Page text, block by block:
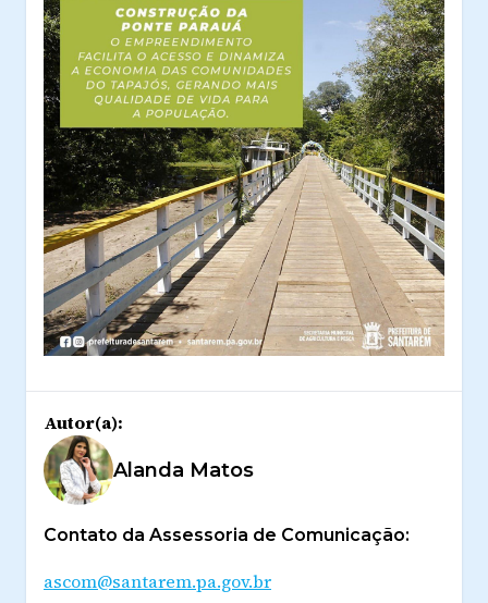
Autor(a):
Alanda Matos
Contato da Assessoria de Comunicação:
ascom@santarem.pa.gov.br